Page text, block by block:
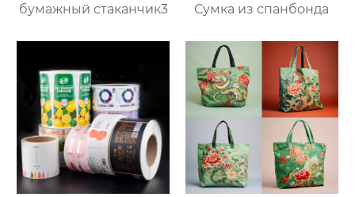
бумажный стаканчик3 Сумка из спанбонда